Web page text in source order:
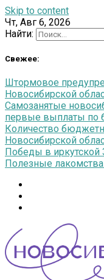
Skip to content
Чт, Авг 6, 2026
Найти:
Свежее:
Штормовое
Новосибирской
Самозанятые
первые выплаты по
Количество
Новосибирской
Победы в иркутской
Полезные